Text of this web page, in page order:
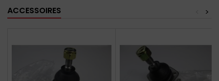
ACCESSOIRES >